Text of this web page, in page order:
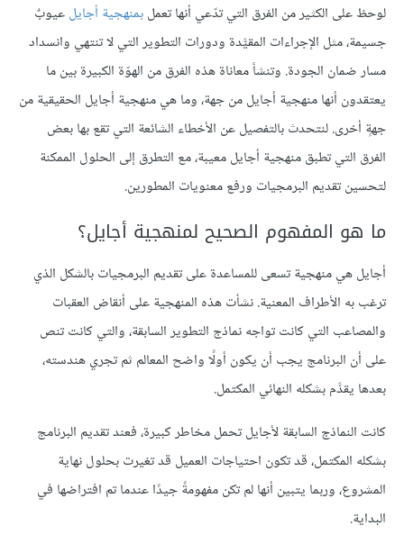
لوحظ على الكثير من الفرق التي تدّعي أنها تعملبمنهجية أجايلعيوبٌ
جسيمة، مثل الإجراءات المقيَّدة ودورات التطوير التي لا تنتهي وانسداد
مسار ضمان الجودة. وتنشأ معاناة هذه الفرق من الهوّة الكبيرة بين ما
يعتقدون أنها منهجية أجايل من جهة، وما هي منهجية أجايل الحقيقية من
جهةٍ أخرى. لنتحدث بالتفصيل عن الأخطاء الشائعة التي تقع بها بعض
الفرق التي تطبق منهجية أجايل معيبة، مع التطرق إلى الحلول الممكنة
لتحسين تقديم البرمجيات ورفع معنويات المطورين.
ما هو المفهوم الصحيح لمنهجية أجايل؟
أجايل هي منهجية تسعى للمساعدة على تقديم البرمجيات بالشكل الذي
ترغب به الأطراف المعنية. نشأت هذه المنهجية على أنقاض العقبات
والمصاعب التي كانت تواجه نماذج التطوير السابقة، والتي كانت تنص
على أن البرنامج يجب أن يكون أولًا واضح المعالم ثم تجري هندسته،
بعدها يقدَّم بشكله النهائي المكتمل.
كانت النماذج السابقة لأجايل تحمل مخاطر كبيرة، فعند تقديم البرنامج
بشكله المكتمل، قد تكون احتياجات العميل قد تغيرت بحلول نهاية
المشروع، وربما يتبين أنها لم تكن مفهومةً جيدًا عندما تم افتراضها في
البداية.